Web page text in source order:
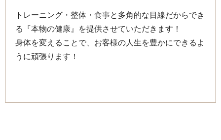
トレーニング・整体・食事と多角的な目線だからでき
る『本物の健康』を提供させていただきます！
身体を変えることで、お客様の人生を豊かにできるよ
うに頑張ります！